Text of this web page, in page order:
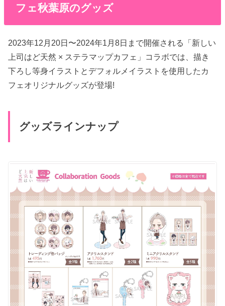
フェ秋葉原のグッズ
2023年12月20日〜2024年1月8日まで開催される「新しい
上司はど天然 × ステラマップカフェ」コラボでは、描き
下ろし等身イラストとデフォルメイラストを使用したカ
フェオリジナルグッズが登場!
グッズラインナップ